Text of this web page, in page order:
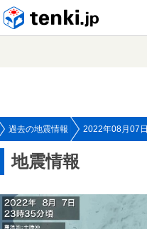
過去の地震情報 2022年08月07日
地震情報